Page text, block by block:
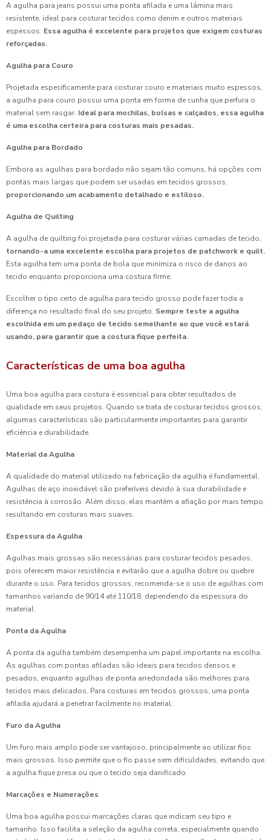
A agulha para jeans possui uma ponta afilada e uma lâmina mais
resistente, ideal para costurar tecidos como denim e outros materiais
espessos. Essa agulha é excelente para projetos que exigem costuras
reforçadas.
Agulha para Couro
Projetada especificamente para costurar couro e materiais muito espessos,
a agulha para couro possui uma ponta em forma de cunha que perfura o
material sem rasgar. Ideal para mochilas, bolsas e calçados, essa agulha
é uma escolha certeira para costuras mais pesadas.
Agulha para Bordado
Embora as agulhas para bordado não sejam tão comuns, há opções com
pontas mais largas que podem ser usadas em tecidos grossos,
proporcionando um acabamento detalhado e estiloso.
Agulha de Quilting
A agulha de quilting foi projetada para costurar várias camadas de tecido,
tornando-a uma excelente escolha para projetos de patchwork e quilt.
Esta agulha tem uma ponta de bola que minimiza o risco de danos ao
tecido enquanto proporciona uma costura firme.
Escolher o tipo certo de agulha para tecido grosso pode fazer toda a
diferença no resultado final do seu projeto. Sempre teste a agulha
escolhida em um pedaço de tecido semelhante ao que você estará
usando, para garantir que a costura fique perfeita.
Características de uma boa agulha
Uma boa agulha para costura é essencial para obter resultados de
qualidade em seus projetos. Quando se trata de costurar tecidos grossos,
algumas características são particularmente importantes para garantir
eficiência e durabilidade.
Material da Agulha
A qualidade do material utilizado na fabricação da agulha é fundamental.
Agulhas de aço inoxidável são preferíveis devido à sua durabilidade e
resistência à corrosão. Além disso, elas mantêm a afiação por mais tempo,
resultando em costuras mais suaves.
Espessura da Agulha
Agulhas mais grossas são necessárias para costurar tecidos pesados,
pois oferecem maior resistência e evitarão que a agulha dobre ou quebre
durante o uso. Para tecidos grossos, recomenda-se o uso de agulhas com
tamanhos variando de 90/14 até 110/18, dependendo da espessura do
material.
Ponta da Agulha
A ponta da agulha também desempenha um papel importante na escolha.
As agulhas com pontas afiladas são ideais para tecidos densos e
pesados, enquanto agulhas de ponta arredondada são melhores para
tecidos mais delicados. Para costuras em tecidos grossos, uma ponta
afilada ajudará a penetrar facilmente no material.
Furo da Agulha
Um furo mais amplo pode ser vantajoso, principalmente ao utilizar fios
mais grossos. Isso permite que o fio passe sem dificuldades, evitando que
a agulha fique presa ou que o tecido seja danificado.
Marcações e Numerações
Uma boa agulha possui marcações claras que indicam seu tipo e
tamanho. Isso facilita a seleção da agulha correta, especialmente quando